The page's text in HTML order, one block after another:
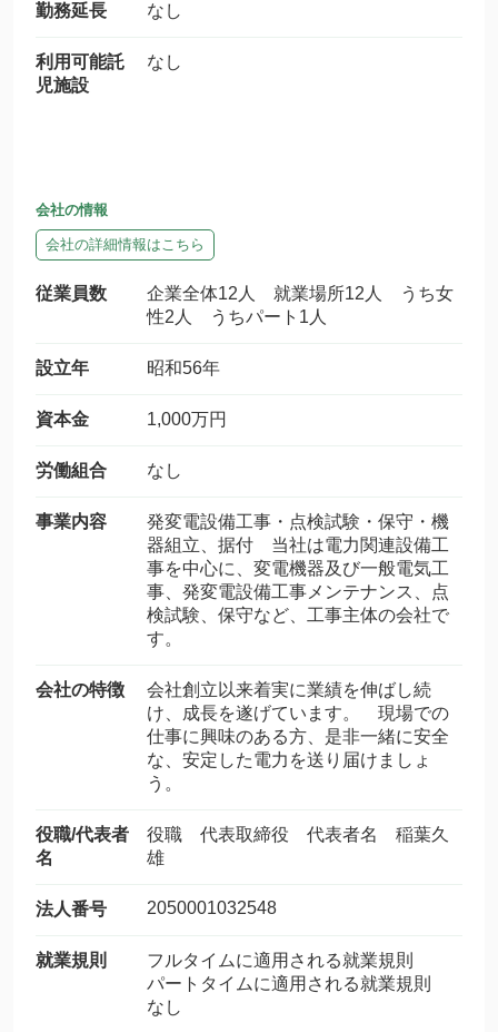
勤務延長 なし
利用可能託
児施設
なし
会社の情報
会社の詳細情報はこちら
従業員数
企業全体12人 就業場所12人 うち女
性2人 うちパート1人
設立年 昭和56年
資本金 1,000万円
労働組合 なし
事業内容
発変電設備工事・点検試験・保守・機
器組立、据付 当社は電力関連設備工
事を中心に、変電機器及び一般電気工
事、発変電設備工事メンテナンス、点
検試験、保守など、工事主体の会社で
す。
会社の特徴
会社創立以来着実に業績を伸ばし続
け、成長を遂げています。 現場での
仕事に興味のある方、是非一緒に安全
な、安定した電力を送り届けましょ
う。
役職/代表者
名
役職 代表取締役 代表者名 稲葉久
雄
法人番号 2050001032548
就業規則
フルタイムに適用される就業規則
パートタイムに適用される就業規則
なし